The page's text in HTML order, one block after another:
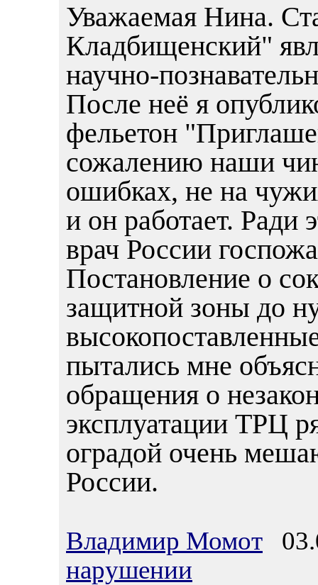
Уважаемая Нина.
Кладбищенский"
научно-
После неё я
фельетон
сожалению наши
ошибках, не на
и он работает. Ради
врач России
Постановление о
защитной зоны до
пытались мне
обращения о
эксплуатации ТРЦ
оградой очень
России.
Владимир Момот
нарушении